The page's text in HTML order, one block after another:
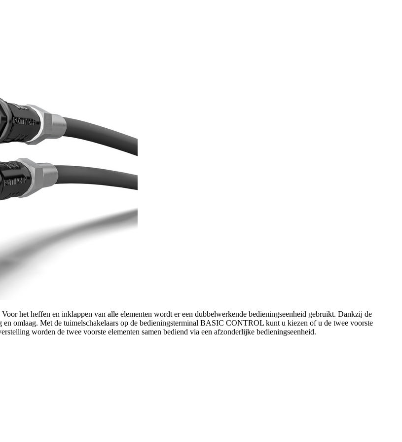
het heffen en inklappen van alle elementen wordt er een dubbelwerkende bedieningseenheid gebruikt. Dankzij de
en omlaag. Met de tuimelschakelaars op de bedieningsterminal BASIC CONTROL kunt u kiezen of u de twee voorste
worden de twee voorste elementen samen bediend via een afzonderlijke bedieningseenheid.